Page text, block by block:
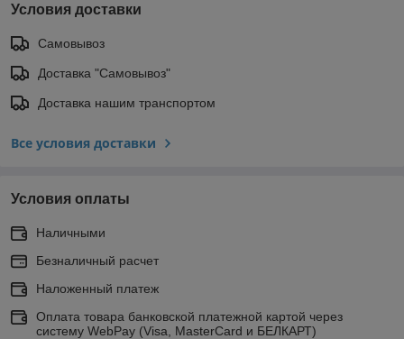
Условия доставки
Самовывоз
Доставка "Самовывоз"
Доставка нашим транспортом
Все условия доставки
Условия оплаты
Наличными
Безналичный расчет
Наложенный платеж
Оплата товара банковской платежной картой через
систему WebPay (Visa, MasterCard и БЕЛКАРТ)